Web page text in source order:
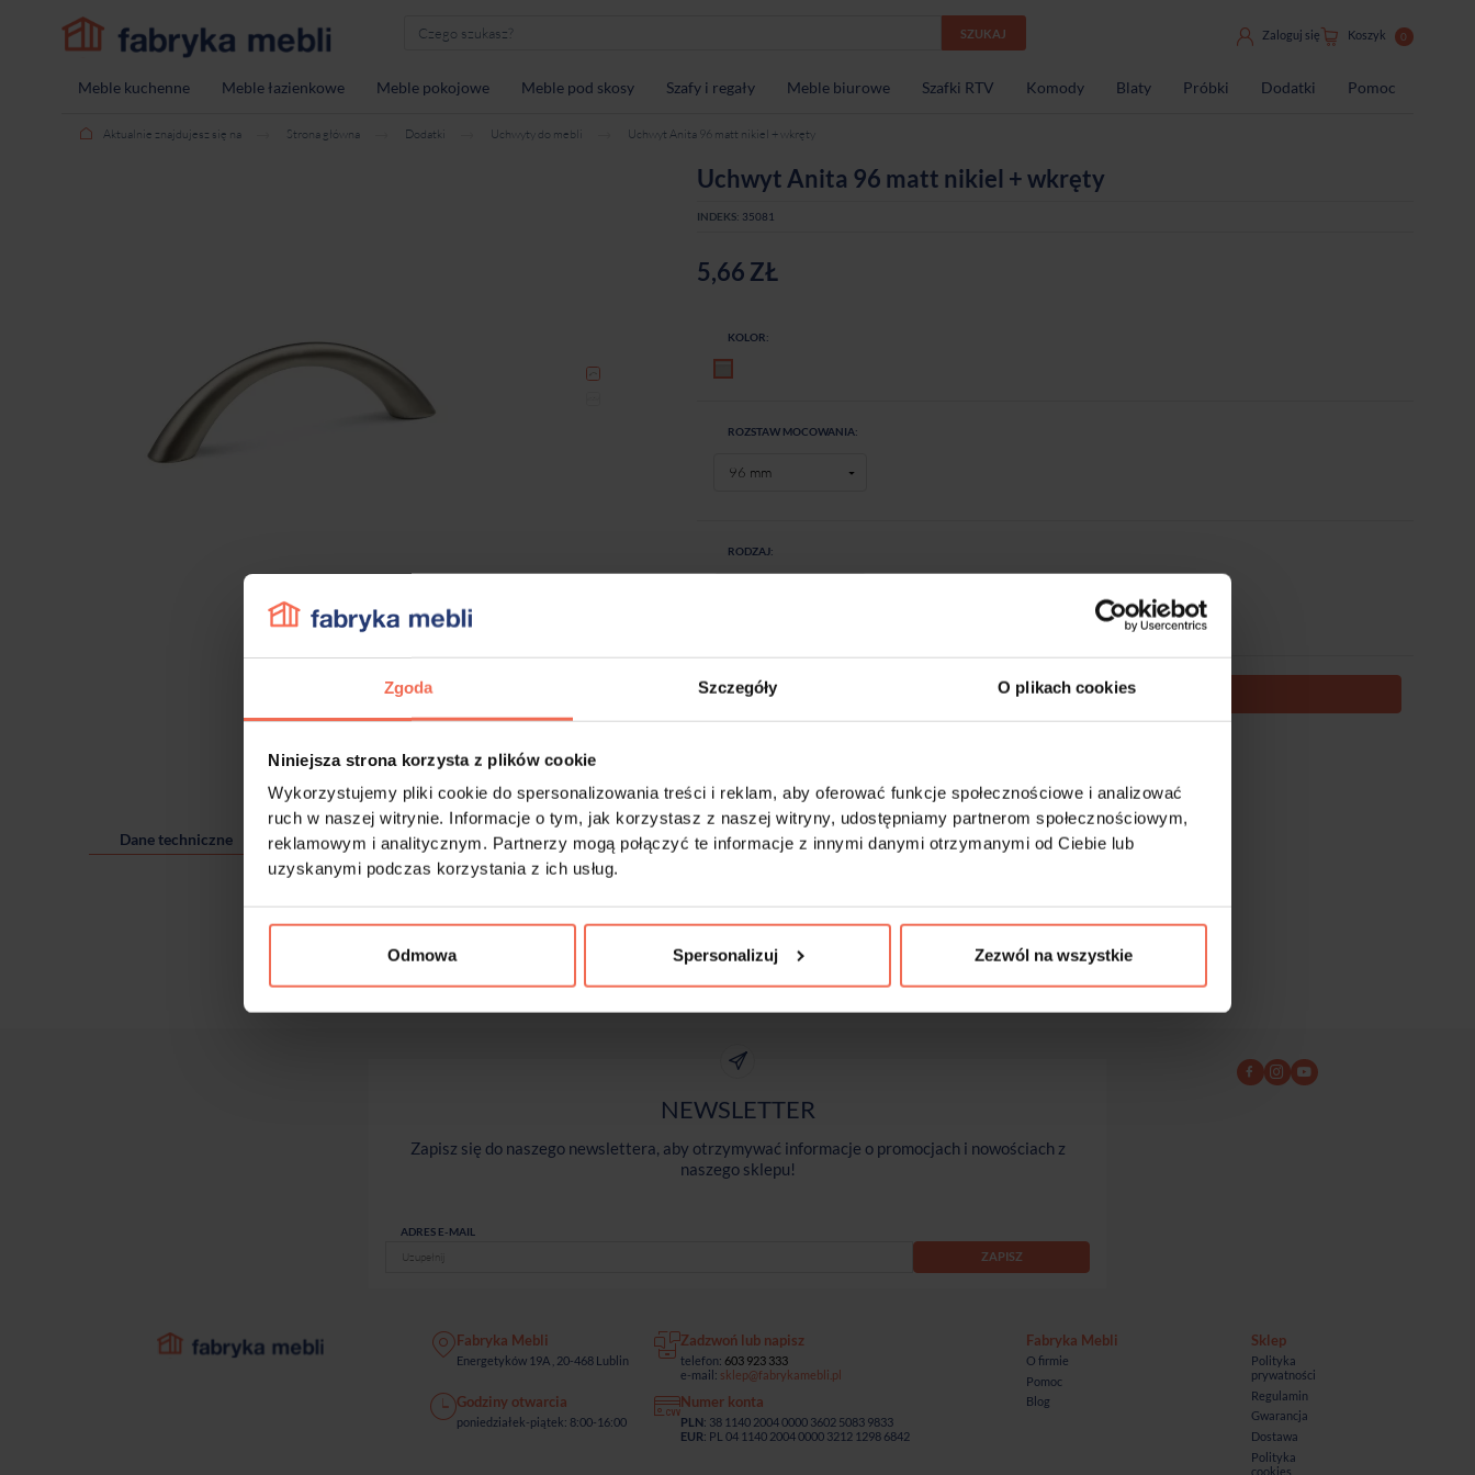
Zgoda Szczegóły O plikach cookies
Niniejsza strona korzysta z plików cookie
Wykorzystujemy pliki cookie do spersonalizowania treści i reklam, aby oferować funkcje społecznościowe i analizować
ruch w naszej witrynie. Informacje o tym, jak korzystasz z naszej witryny, udostępniamy partnerom społecznościowym,
reklamowym i analitycznym. Partnerzy mogą połączyć te informacje z innymi danymi otrzymanymi od Ciebie lub
uzyskanymi podczas korzystania z ich usług.
Odmowa Spersonalizuj Zezwól na wszystkie
SZUKAJ Zaloguj się Koszyk 0
Meble kuchenne Meble łazienkowe Meble pokojowe Meble pod skosy Szafy i regały Meble biurowe Szafki RTV Komody Blaty Próbki Dodatki Pomoc
Aktualnie znajdujesz się na Strona główna Dodatki Uchwyty do mebli Uchwyt Anita 96 matt nikiel + wkręty
Uchwyt Anita 96 matt nikiel + wkręty
INDEKS: 35081
5,66 ZŁ
KOLOR:
ROZSTAW MOCOWANIA:
RODZAJ:
- DODAJ DO KOSZYKA
Dane techniczne
NEWSLETTER
Zapisz się do naszego newslettera, aby otrzymywać informacje o promocjach i nowościach z
naszego sklepu!
ADRES E-MAIL
Fabryka Mebli
Energetyków 19A , 20-468 Lublin
Zadzwoń lub napisz
telefon: 603 923 333
e-mail: sklep@fabrykamebli.pl
Godziny otwarcia
poniedziałek-piątek: 8:00-16:00
Numer konta
PLN: 38 1140 2004 0000 3602 5083 9833
EUR: PL 04 1140 2004 0000 3212 1298 6842
Fabryka Mebli
O firmie
Pomoc
Blog
Sklep
Polityka
prywatności
Regulamin
Gwarancja
Dostawa
Polityka
cookies